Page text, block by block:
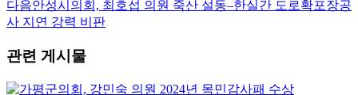
다음안성시의회, 최호섭 의원 죽산 설동–한실간 도로확포장공
사 지연 강력 비판
관련 게시물